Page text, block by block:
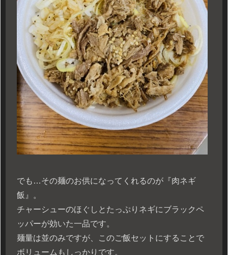
でも…その麺のお供になってくれるのが『肉ネギ
飯』。
チャーシューのほぐしとたっぷりネギにブラックペ
ッパーが効いた一品です。
麺量は並のみですが、このご飯セットにすることで
ボリュームもしっかりです。